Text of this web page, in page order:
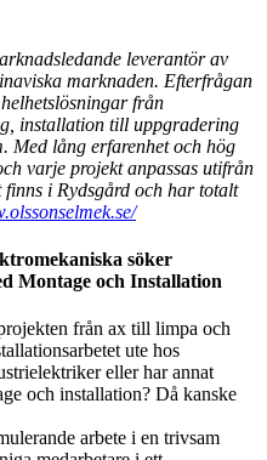
leverantör av
marknaden. Efterfrågan
från
installation till uppgradering
Med lång erfarenhet och hög
varje projekt anpassas utifrån
finns i Rydsgård och har totalt
söker
Montage och Installation
från ax till limpa och
ute hos
eller har annat
och installation? Då kanske
arbete i en trivsam